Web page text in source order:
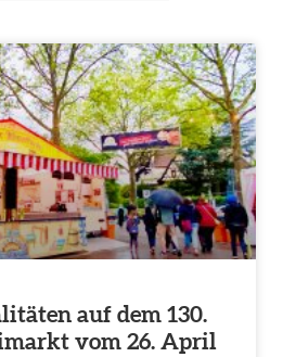
auf dem 130.
vom 26. April